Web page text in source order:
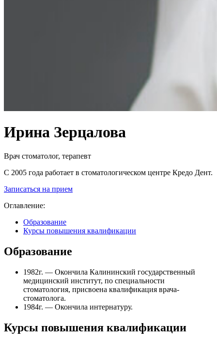
Ирина Зерцалова
Врач стоматолог, терапевт
С 2005 года работает в стоматологическом центре Кредо Дент.
Записаться на прием
Оглавление:
Образование
Курсы повышения квалификации
Образование
1982г. — Окончила Калининский государственный
медицинский институт, по специальности
стоматология, присвоена квалификация врача-
стоматолога.
1984г. — Окончила интернатуру.
Курсы повышения квалификации